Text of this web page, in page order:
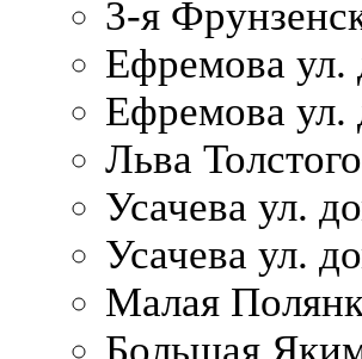
3-я
Ефремова ул.
Ефремова ул.
Льва
Усачева ул.
Усачева ул.
Малая